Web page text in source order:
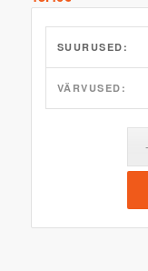
SUURUSED:
VÄRVUSED: